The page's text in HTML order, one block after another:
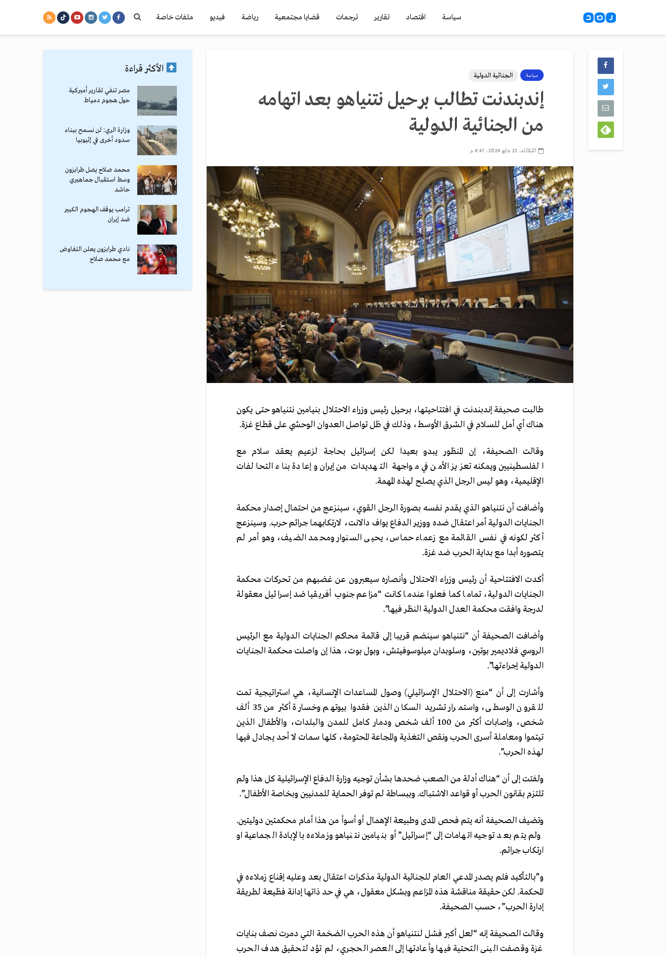
سياسة اقتصاد تقارير ترجمات قضايا مجتمعية رياضة فيديو ملفات خاصة
سياسة الجنائية الدولية
إندبندنت تطالب برحيل نتنياهو بعد اتهامه
من الجنائية الدولية
الثلاثاء، 21 مايو 2024، 4:47 م
طالبت صحيفة إندبندنت في افتتاحيتها، برحيل رئيس وزراء الاحتلال بنيامين نتنياهو حتى يكون
هناك أي أمل للسلام في الشرق الأوسط، وذلك في ظل تواصل العدوان الوحشي على قطاع غزة.
وقالت الصحيفة، إن المنظور يبدو بعيدا لكن إسرائيل بحاجة لزعيم يعقد سلام مع
الفلسطينيين ويمكنه تعزيز الأمن في مواجهة التهديدات من إيران وإعادة بناء التحالفات
الإقليمية، وهو ليس الرجل الذي يصلح لهذه المهمة.
وأضافت أن نتنياهو الذي يقدم نفسه بصورة الرجل القوي، سينزعج من احتمال إصدار محكمة
الجنايات الدولية أمر اعتقال ضده ووزير الدفاع يواف دالانت٬ لارتكابهما جرائم حرب. وسينزعج
أكثر لكونه في نفس القائمة مع زعماء حماس، يحيى السنوار ومحمد الضيف، وهو أمر لم
يتصوره أبدا مع بداية الحرب ضد غزة.
أكدت الافتتاحية أن رئيس وزراء الاحتلال وأنصاره سيعبرون عن غضبهم من تحركات محكمة
الجنايات الدولية، تماما كما فعلوا عندما كانت “مزاعم جنوب أفريقيا ضد إسرائيل معقولة
لدرجة وافقت محكمة العدل الدولية النظر فيها”.
وأضافت الصحيفة أن “نتنياهو سينضم قريبا إلى قائمة محاكم الجنايات الدولية مع الرئيس
الروسي فلاديمير بوتين٬ وسلوبدان ميلوسوفيتش٬ وبول بوت، هذا إن واصلت محكمة الجنايات
الدولية إجراءتها”.
وأشارت إلى أن “منع (الاحتلال الإسرائيلي) وصول المساعدات الإنسانية، هي استراتيجية تمت
للقرون الوسطى، واستمرار تشريد السكان الذين فقدوا بيوتهم وخسارة أكثر من 35 ألف
شخص٬ وإصابات أكثر من 100 ألف شخص ودمار كامل للمدن والبلدات٬ والأطفال الذين
تيتموا ومعاملة أسرى الحرب ونقص التغذية والمجاعة المحتومة، كلها سمات لا أحد يجادل فيها
لهذه الحرب”.
ولفتت إلى أن “هناك أدلة من الصعب ضحدها بشأن توجيه وزارة الدفاع الإسرائيلية كل هذا ولم
تلتزم بقانون الحرب أو قواعد الاشتباك. وببساطة لم توفر الحماية للمدنيين وبخاصة الأطفال”.
وتضيف الصحيفة أنه يتم فحص المدى وطبيعة الإهمال أو أسوأ من هذا أمام محكمتين دوليتين.
ولم يتم بعد توجيه اتهامات إلى “إسرائيل” أو بنيامين نتنياهو وزملاءه بالإبادة الجماعية او
ارتكاب جرائم.
و”بالتأكيد فلم يصدر المدعي العام للجنائية الدولية مذكرات اعتقال بعد وعليه إقناع زملاءه في
المحكمة. لكن حقيقة مناقشة هذه المزاعم وبشكل معقول، هي في حد ذاتها إدانة فظيعة لطريقة
إدارة الحرب”، حسب الصحيفة.
وقالت الصحيفة إنه “لعل أكبر فشل لنتنياهو أن هذه الحرب الضخمة التي دمرت نصف بنايات
غزة وقصفت البنى التحتية فيها وأعادتها إلى العصر الحجري، لم تؤد لتحقيق هدف الحرب
الأكثر قراءة
مصر تنفي تقارير أميركية
حول هجوم دمياط
وزارة الري: لن نسمح ببناء
سدود أخرى في إثيوبيا
محمد صلاح يصل طرابزون
وسط استقبال جماهيري
حاشد
ترامب يوقف الهجوم الكبير
ضد إيران
نادي طرابزون يعلن التفاوض
مع محمد صلاح